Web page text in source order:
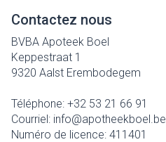
Contactez nous
BVBA Apoteek Boel
Keppestraat 1
9320 Aalst Erembodegem
Téléphone: +32 53 21 66 91
Courriel: info@apotheekboel.be
Numéro de licence: 411401